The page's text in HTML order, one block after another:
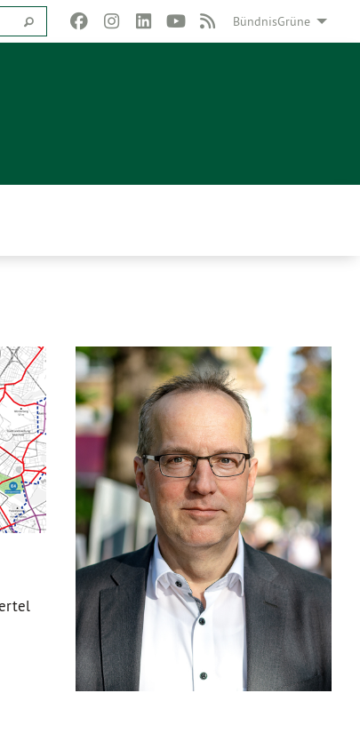
BündnisGrüne